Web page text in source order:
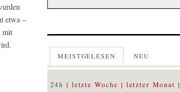
etwa –
mit
MEISTGELESEN NEU
24h letzte Woche letzter Monat